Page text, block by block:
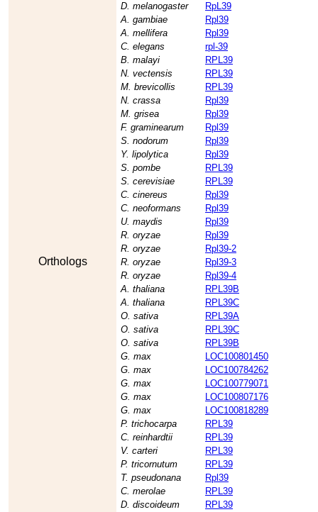
Orthologs
D. melanogaster
RpL39
A. gambiae
Rpl39
A. mellifera
Rpl39
C. elegans
rpl-39
B. malayi
RPL39
N. vectensis
RPL39
M. brevicollis
RPL39
N. crassa
Rpl39
M. grisea
Rpl39
F. graminearum
Rpl39
S. nodorum
Rpl39
Y. lipolytica
Rpl39
S. pombe
RPL39
S. cerevisiae
RPL39
C. cinereus
Rpl39
C. neoformans
Rpl39
U. maydis
Rpl39
R. oryzae
Rpl39
R. oryzae
Rpl39-2
R. oryzae
Rpl39-3
R. oryzae
Rpl39-4
A. thaliana
RPL39B
A. thaliana
RPL39C
O. sativa
RPL39A
O. sativa
RPL39C
O. sativa
RPL39B
G. max
LOC100801450
G. max
LOC100784262
G. max
LOC100779071
G. max
LOC100807176
G. max
LOC100818289
P. trichocarpa
RPL39
C. reinhardtii
RPL39
V. carteri
RPL39
P. tricornutum
RPL39
T. pseudonana
Rpl39
C. merolae
RPL39
D. discoideum
RPL39